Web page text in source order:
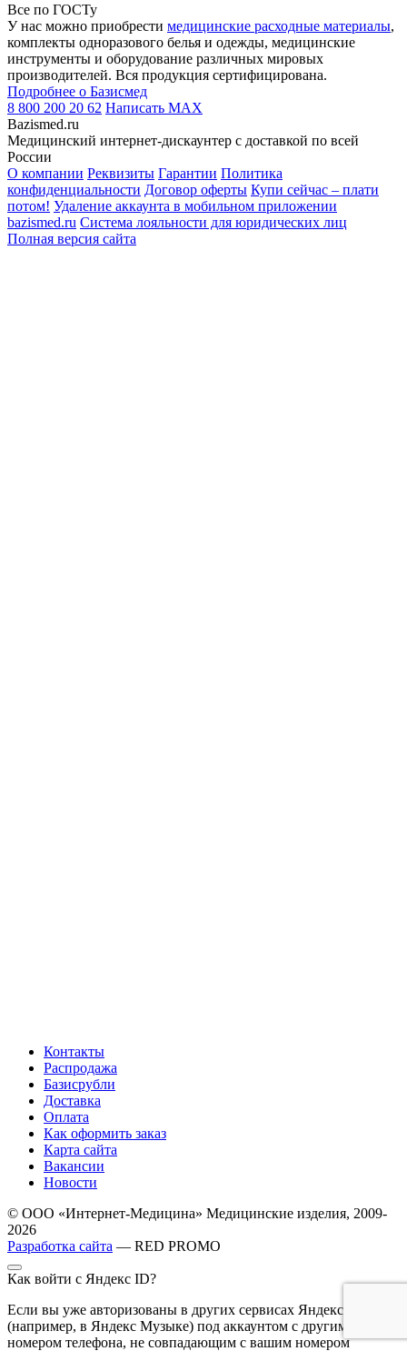
Все по ГОСТу
У нас можно приобрести медицинские расходные материалы,
комплекты одноразового белья и одежды, медицинские
инструменты и оборудование различных мировых
производителей. Вся продукция сертифицирована.
Подробнее о Базисмед
8 800 200 20 62 Написать MAX
Bazismed.ru
Медицинский интернет-дискаунтер с доставкой по всей
России
О компании Реквизиты Гарантии Политика
конфиденциальности Договор оферты Купи сейчас – плати
потом! Удаление аккаунта в мобильном приложении
bazismed.ru Система лояльности для юридических лиц
Полная версия сайта
Контакты
Распродажа
Базисрубли
Доставка
Оплата
Как оформить заказ
Карта сайта
Вакансии
Новости
© ООО «Интернет-Медицина» Медицинские изделия, 2009-
2026
Разработка сайта — RED PROMO
Как войти с Яндекс ID?
Если вы уже авторизованы в других сервисах Яндекса
(например, в Яндекс Музыке) под аккаунтом с другим
номером телефона, не совпадающим с вашим номером